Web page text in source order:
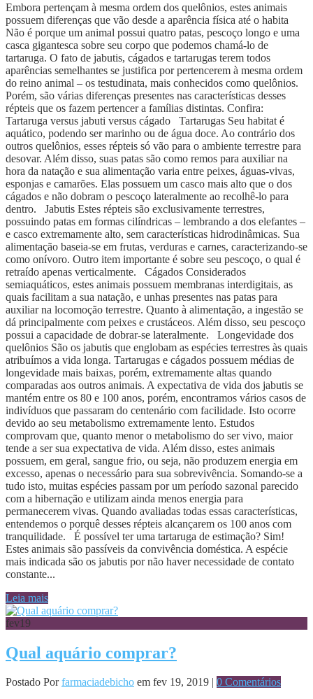
Embora pertençam à mesma ordem dos quelônios, estes animais
possuem diferenças que vão desde a aparência física até o habita
Não é porque um animal possui quatro patas, pescoço longo e uma
casca gigantesca sobre seu corpo que podemos chamá-lo de
tartaruga. O fato de jabutis, cágados e tartarugas terem todos
aparências semelhantes se justifica por pertencerem à mesma ordem
do reino animal – os testudinata, mais conhecidos como quelônios.
Porém, são várias diferenças presentes nas características desses
répteis que os fazem pertencer a famílias distintas. Confira:
Tartaruga versus jabuti versus cágado Tartarugas Seu habitat é
aquático, podendo ser marinho ou de água doce. Ao contrário dos
outros quelônios, esses répteis só vão para o ambiente terrestre para
desovar. Além disso, suas patas são como remos para auxiliar na
hora da natação e sua alimentação varia entre peixes, águas-vivas,
esponjas e camarões. Elas possuem um casco mais alto que o dos
cágados e não dobram o pescoço lateralmente ao recolhê-lo para
dentro. Jabutis Estes répteis são exclusivamente terrestres,
possuindo patas em formas cilíndricas – lembrando a dos elefantes –
e casco extremamente alto, sem características hidrodinâmicas. Sua
alimentação baseia-se em frutas, verduras e carnes, caracterizando-se
como onívoro. Outro item importante é sobre seu pescoço, o qual é
retraído apenas verticalmente. Cágados Considerados
semiaquáticos, estes animais possuem membranas interdigitais, as
quais facilitam a sua natação, e unhas presentes nas patas para
auxiliar na locomoção terrestre. Quanto à alimentação, a ingestão se
dá principalmente com peixes e crustáceos. Além disso, seu pescoço
possui a capacidade de dobrar-se lateralmente. Longevidade dos
quelônios São os jabutis que englobam as espécies terrestres às quais
atribuímos a vida longa. Tartarugas e cágados possuem médias de
longevidade mais baixas, porém, extremamente altas quando
comparadas aos outros animais. A expectativa de vida dos jabutis se
mantém entre os 80 e 100 anos, porém, encontramos vários casos de
indivíduos que passaram do centenário com facilidade. Isto ocorre
devido ao seu metabolismo extremamente lento. Estudos
comprovam que, quanto menor o metabolismo do ser vivo, maior
tende a ser sua expectativa de vida. Além disso, estes animais
possuem, em geral, sangue frio, ou seja, não produzem energia em
excesso, apenas o necessário para sua sobrevivência. Somando-se a
tudo isto, muitas espécies passam por um período sazonal parecido
com a hibernação e utilizam ainda menos energia para
permanecerem vivas. Quando avaliadas todas essas características,
entendemos o porquê desses répteis alcançarem os 100 anos com
tranquilidade. É possível ter uma tartaruga de estimação? Sim!
Estes animais são passíveis da convivência doméstica. A espécie
mais indicada são os jabutis por não haver necessidade de contato
constante...
Leia mais
fev19
Qual aquário comprar?
Postado Porfarmaciadebicho em fev 19, 2019 | 0 Comentários